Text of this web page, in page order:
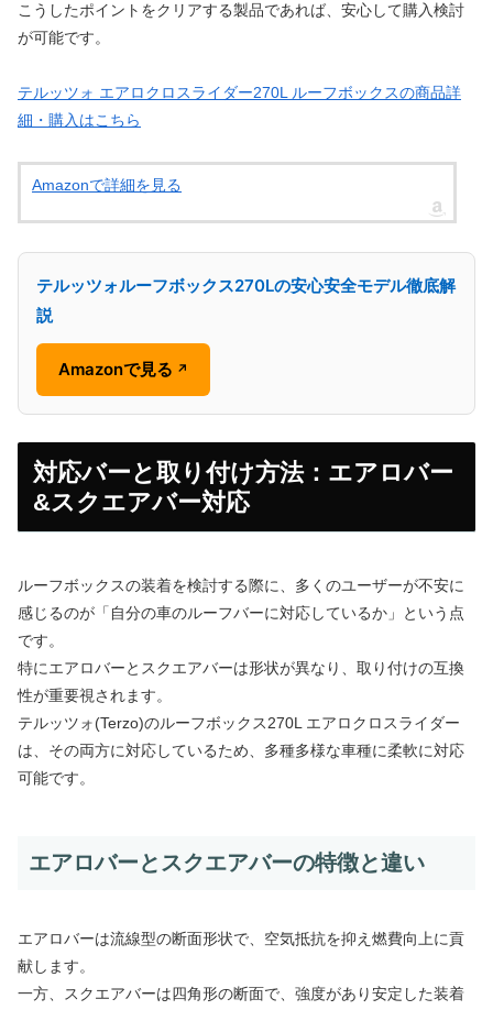
こうしたポイントをクリアする製品であれば、安心して購入検討
が可能です。
テルッツォ エアロクロスライダー270L ルーフボックスの商品詳
細・購入はこちら
Amazonで詳細を見る
テルッツォルーフボックス270Lの安心安全モデル徹底解
説
Amazonで見る ↗
対応バーと取り付け方法：エアロバー
&スクエアバー対応
ルーフボックスの装着を検討する際に、多くのユーザーが不安に
感じるのが「自分の車のルーフバーに対応しているか」という点
です。
特にエアロバーとスクエアバーは形状が異なり、取り付けの互換
性が重要視されます。
テルッツォ(Terzo)のルーフボックス270L エアロクロスライダー
は、その両方に対応しているため、多種多様な車種に柔軟に対応
可能です。
エアロバーとスクエアバーの特徴と違い
エアロバーは流線型の断面形状で、空気抵抗を抑え燃費向上に貢
献します。
一方、スクエアバーは四角形の断面で、強度があり安定した装着